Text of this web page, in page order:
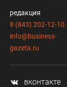
редакция
8 (843) 202-12-10
info@business-
gazeta.ru
вконтакте